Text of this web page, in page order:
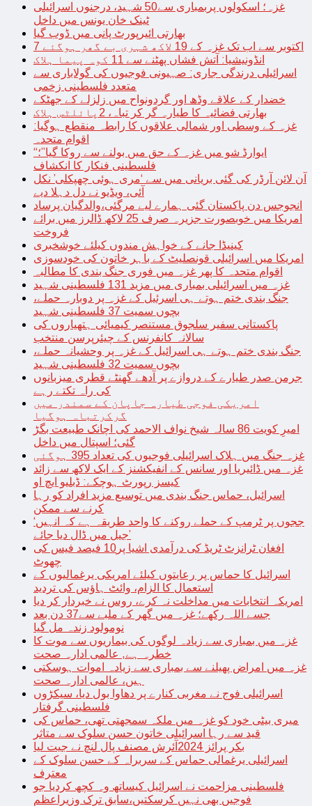
غزہ؛ اسکولوں پربمباری سے50 شہید، درجنوں اسرائیلی
ٹینک خان یونس میں داخل
بھارتی ائیرپورٹ پانی میں ڈوب گیا
7 اکتوبر سے اب تک غزہ کے 19 لاکھ شہری بے گھر ہوگئے
انڈونیشیا: آتش فشاں پھٹنے سے 11 کوہ پیما ہلاک
اسرائیلی درندگی جاری: صہیونی فوجیوں کی گولاباری سے
متعدد فلسطینی زخمی
خضدار کے علاقے وڈھ اور گردونواح میں زلزلے کے جھٹکے
بھارتی فضائیہ کا طیارہ گر کر تباہ، 2پائلٹس ہلاک
غزہ کے وسطی اور شمالی علاقوں کا رابطہ منقطع ہوگیا:
اقوام متحدہ
“ایوارڈ شو میں غزہ کے حق میں بولنے سے روکا گیا”؛
فلسطینی فنکار کا انکشاف
آن لائن آرڈر کی گئی بریانی میں سے ‘مری ہوئی چھپکلی’ نکل
آئی، ویڈیو نے دل دہلا دیے
انجوجس دن پاکستان گئی ہمارے لیے مرگئی،والدگیان پرساد
امریکا میں خوبصورت جزیرہ صرف 25 لاکھ ڈالرز میں برائے
فروخت
کینیڈا جانے کے خواہش مندوں کیلئے خوشخبری
امریکا میں اسرائیلی قونصلیٹ کے باہر خاتون کی خودسوزی
اقوام متحدہ کا پھر غزہ میں فوری جنگ بندی کا مطالبہ
غزہ میں اسرائیلی بمباری میں مزید 131 فلسطینی شہید
جنگ بندی ختم ہوتے ہی اسرئیل کے غزہ پر دوبارہ حملے،
بچوں سمیت 37 فلسطینی شہید
پاکستانی سفیر سلجوق مستنصر کیمیائی ہتھیاروں کی
سالانہ کانفرنس کے چیئرپرسن منتخب
جنگ بندی ختم ہوتے ہی اسرائیل کے غزہ پر وحشیانہ حملے،
بچوں سمیت 32 فلسطینی شہید
جرمن صدر طیارے کے دروازے پر آدھے گھنٹے قطری میزبانوں
کی راہ تکتے رہے
امریکی فوجی طیارہ جاپان کے سمندر میں
گرکرتباہ ہوگیا
امیرِ کویت 86 سالہ شیخ نواف الاحمد کی اچانک طبیعت بگڑ
گئی؛ اسپتال میں داخل
غزہ جنگ میں ہلاک اسرائیلی فوجیوں کی تعداد 395 ہوگئی
غزہ میں ڈائیریا اور سانس کے انفیکشنز کے ایک لاکھ سے زائد
کیسز رپورٹ ہوچکے: ڈبلیو ایچ او
اسرائیل، حماس جنگ بندی میں توسیع مزید افراد کو رہا
کرنے سے ممکن
‘ججوں پر ٹرمپ کے حملے روکنے کا واحد طریقہ ہے کہ انہیں
جیل میں ڈال دیا جائے’
افغان ٹرانزٹ ٹریڈ کی درآمدی اشیا پر10 فیصد فیس کی
چھوٹ
اسرائیل کا حماس پر رعایتوں کیلئے امریکی یرغمالیوں کے
استعمال کا الزام، وائٹ ہاؤس کی تردید
امریکہ انتخابات میں مداخلت نہ کرے، روس نے خبردار کر دیا
جسے اللہ رکھے؛ غزہ میں گھر کے ملبے سے37 دن بعد
نومولود زندہ مل گیا
غزہ میں بمباری سے زیادہ لوگوں کی بیماریوں سے موت کا
خطرہ ہے, عالمی ادارہ صحت
غزہ میں امراض پھیلنے سے بمباری سے زیادہ اموات ہوسکتی
ہیں، عالمی ادارہ صحت
اسرائیلی فوج نے مغربی کنارے پر دھاوا بول دیا، سیکڑوں
فلسطینی گرفتار
میری بیٹی خود کو غزہ میں ملکہ سمجھتی تھی، حماس کی
قید سے رہا اسرائیلی خاتون حسن سلوک سے متاثر
بکر پرائز 2024آئرش مصنف پال لنچ نے جیت لیا
اسرائیلی یرغمالی حماس کے سربراہ کے حسن سلوک کے
معترف
فلسطینی مزاحمت نے اسرائیل کیساتھ وہ کچھ کردیا جو
فوجیں بھی نہیں کرسکتیں،سابق ترک وزیراعظم